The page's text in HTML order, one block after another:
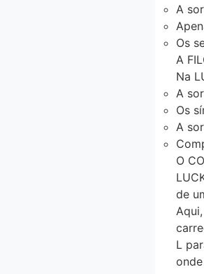
A
Os
A
Na
A
Os
A
O
de
L